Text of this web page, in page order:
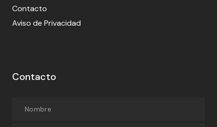
Contacto
Aviso de Privacidad
Contacto